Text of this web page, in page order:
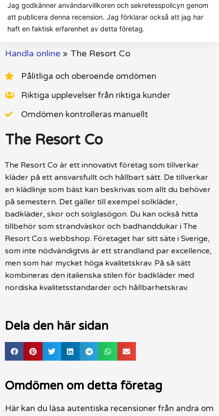
Jag godkänner användarvillkoren och sekretesspolicyn genom
att publicera denna recension. Jag förklarar också att jag har
haft en faktisk erfarenhet av detta företag.
Handla online » The Resort Co
Pålitliga och oberoende omdömen
Riktiga upplevelser från riktiga kunder
Omdömen kontrolleras manuellt
The Resort Co
The Resort Co är ett innovativt företag som tillverkar
kläder på ett ansvarsfullt och hållbart sätt. De tillverkar
en klädlinje som bäst kan beskrivas som allt du behöver
på semestern. Det gäller till exempel solkläder,
badkläder, skor och solglasögon. Du kan också hitta
tillbehör som strandväskor och badhanddukar i The
Resort Co:s webbshop. Företaget har sitt säte i Sverige,
som inte nödvändigtvis är ett strandland par excellence,
men som har mycket höga kvalitetskrav. På så sätt
kombineras den italienska stilen för badkläder med
nordiska kvalitetsstandarder och hållbarhetskrav.
Dela den här sidan
Omdömen om detta företag
Här kan du läsa autentiska recensioner från andra om